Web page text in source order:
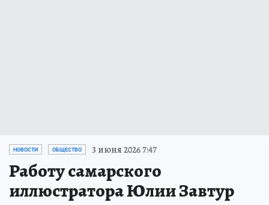
НОВОСТИ ОБЩЕСТВО 3 июня 2026 7:47
Работу самарского
иллюстратора Юлии Завтур